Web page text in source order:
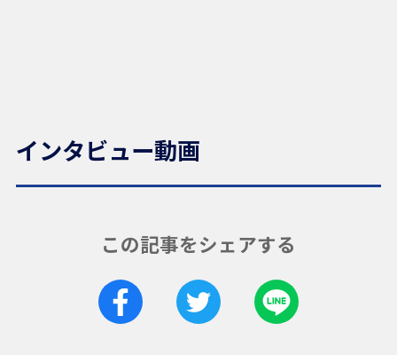
インタビュー動画
この記事をシェアする